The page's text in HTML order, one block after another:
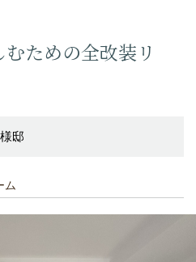
ための全改装リ
邸
ム